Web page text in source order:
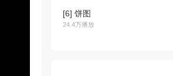
[6] 饼图
24.4万播放